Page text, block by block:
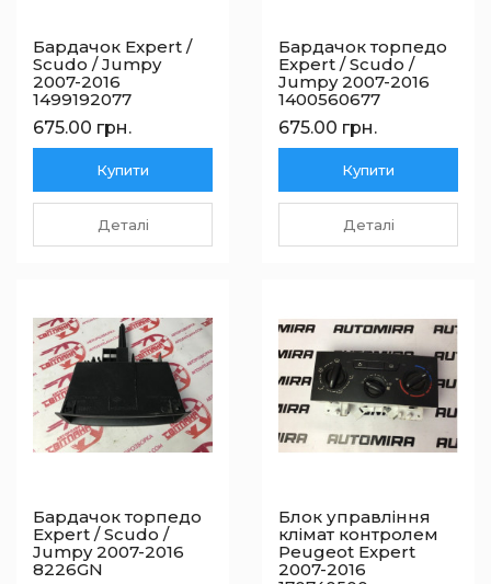
Бардачок Expert /
Scudo / Jumpy
2007-2016
1499192077
675.00 грн.
Купити
Деталі
Бардачок торпедо
Expert / Scudo /
Jumpy 2007-2016
1400560677
675.00 грн.
Купити
Деталі
Бардачок торпедо
Expert / Scudo /
Jumpy 2007-2016
8226GN
Блок управління
клімат контролем
Peugeot Expert
2007-2016